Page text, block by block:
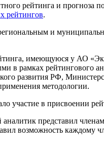
рейтинга и прогноза
рейтингов.
и
имеющуюся у АО
рамках рейтингового
развития РФ,
методологии.
участие в присвоении
представил
возможность каждому